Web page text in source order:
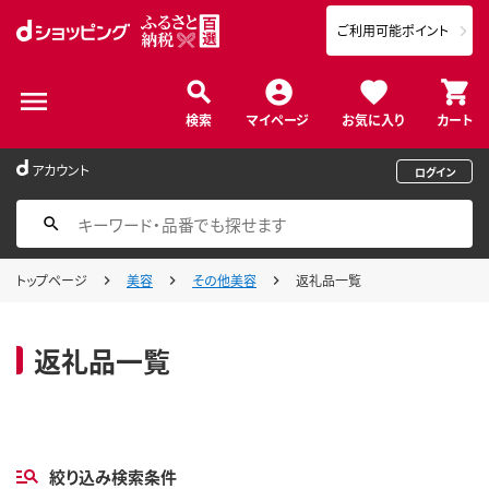
検索 マイページ お気に入り カート
ご利用可能ポイント
アカウント ログイン
トップページ 美容 その他美容 返礼品一覧
返礼品一覧
絞り込み検索条件